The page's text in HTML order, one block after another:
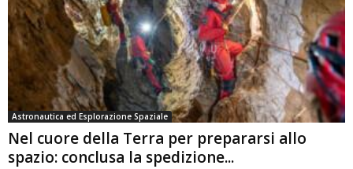
Astronautica ed Esplorazione Spaziale
Nel cuore della Terra per prepararsi allo
spazio: conclusa la spedizione...